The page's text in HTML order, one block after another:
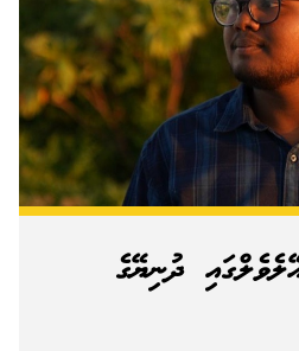
ދުނިޔޭގެ